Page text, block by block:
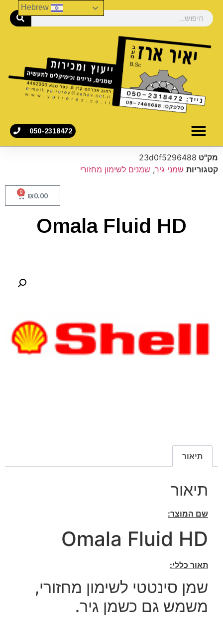
050-2318472
מק"ט 23d0f5296488
קטגוריות שמני גיר, שמנים לשימון מחזורי
₪0.00
0
Omala Fluid HD
תיאור
תיאור
שם המוצר:
Omala Fluid HD
תאור כללי:
שמן סינטטי לשימון מחזורי,
משמש גם כשמן גיר.
Hebrew